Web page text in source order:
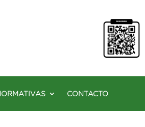
CONTACTO